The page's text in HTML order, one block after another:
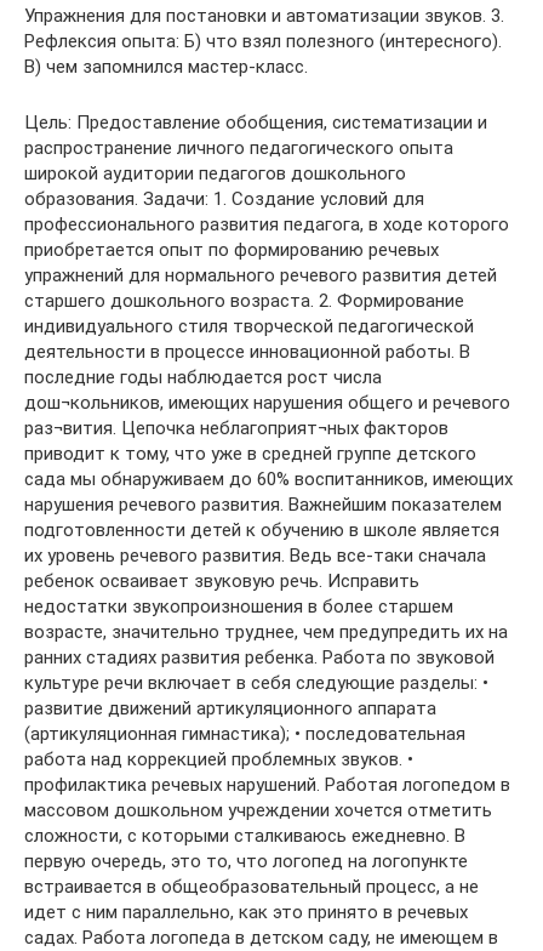
Упражнения для постановки и автоматизации звуков. 3.
Рефлексия опыта: Б) что взял полезного (интересного).
В) чем запомнился мастер-класс.
Цель: Предоставление обобщения, систематизации и
распространение личного педагогического опыта
широкой аудитории педагогов дошкольного
образования. Задачи: 1. Создание условий для
профессионального развития педагога, в ходе которого
приобретается опыт по формированию речевых
упражнений для нормального речевого развития детей
старшего дошкольного возраста. 2. Формирование
индивидуального стиля творческой педагогической
деятельности в процессе инновационной работы. В
последние годы наблюдается рост числа
дош¬кольников, имеющих нарушения общего и речевого
раз¬вития. Цепочка неблагоприят¬ных факторов
приводит к тому, что уже в средней группе детского
сада мы обнаруживаем до 60% воспитанников, имеющих
нарушения речевого развития. Важнейшим показателем
подготовленности детей к обучению в школе является
их уровень речевого развития. Ведь все-таки сначала
ребенок осваивает звуковую речь. Исправить
недостатки звукопроизношения в более старшем
возрасте, значительно труднее, чем предупредить их на
ранних стадиях развития ребенка. Работа по звуковой
культуре речи включает в себя следующие разделы: •
развитие движений артикуляционного аппарата
(артикуляционная гимнастика); • последовательная
работа над коррекцией проблемных звуков. •
профилактика речевых нарушений. Работая логопедом в
массовом дошкольном учреждении хочется отметить
сложности, с которыми сталкиваюсь ежедневно. В
первую очередь, это то, что логопед на логопункте
встраивается в общеобразовательный процесс, а не
идет с ним параллельно, как это принято в речевых
садах. Работа логопеда в детском саду, не имеющем в